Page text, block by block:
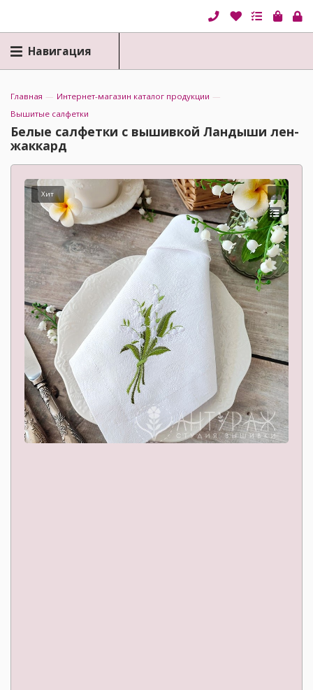
Навигация
Главная — Интернет-магазин каталог продукции —
Вышитые салфетки
Белые салфетки с вышивкой Ландыши лен-
жаккард
Хит